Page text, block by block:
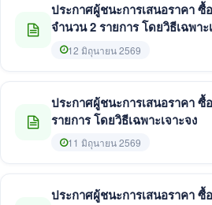
ประกาศผู้ชนะการเสนอราคา
จำนวน 2 รายการ โดยวิธีเฉพาะ
12 มิถุนายน 2569
ประกาศผู้ชนะการเสนอราคา ซื้
รายการ โดยวิธีเฉพาะเจาะจง
11 มิถุนายน 2569
ประกาศผู้ชนะการเสนอราคา